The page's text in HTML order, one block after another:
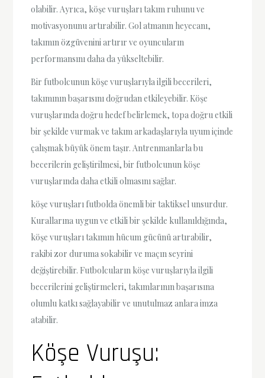
olabilir. Ayrıca, köşe vuruşları takım ruhunu ve
motivasyonunu artırabilir. Gol atmanın heyecanı,
takımın özgüvenini artırır ve oyuncuların
performansını daha da yükseltebilir.
Bir futbolcunun köşe vuruşlarıyla ilgili becerileri,
takımının başarısını doğrudan etkileyebilir. Köşe
vuruşlarında doğru hedef belirlemek, topa doğru etkili
bir şekilde vurmak ve takım arkadaşlarıyla uyum içinde
çalışmak büyük önem taşır. Antrenmanlarla bu
becerilerin geliştirilmesi, bir futbolcunun köşe
vuruşlarında daha etkili olmasını sağlar.
köşe vuruşları futbolda önemli bir taktiksel unsurdur.
Kurallarına uygun ve etkili bir şekilde kullanıldığında,
köşe vuruşları takımın hücum gücünü artırabilir,
rakibi zor duruma sokabilir ve maçın seyrini
değiştirebilir. Futbolcuların köşe vuruşlarıyla ilgili
becerilerini geliştirmeleri, takımlarının başarısına
olumlu katkı sağlayabilir ve unutulmaz anlara imza
atabilir.
Köşe Vuruşu: